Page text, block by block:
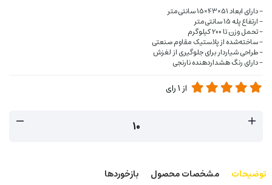
- دارای ابعاد 51×43×15 سانتی‌متر
- ارتفاع پله 15 سانتی‌متر
- تحمل وزن تا 200 کیلوگرم
- ساخته‌شده از پلاستیک مقاوم صنعتی
- طراحی شیاردار برای جلوگیری از لغزش
- دارای رنگ هشداردهنده نارنجی
از 1رای
توضیحات مشخصات محصول بازخوردها